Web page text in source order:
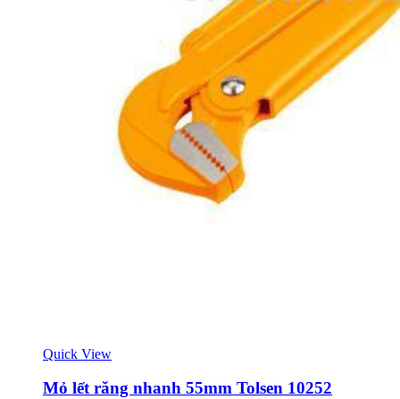
Quick View
Mỏ lết răng nhanh 55mm Tolsen 10252